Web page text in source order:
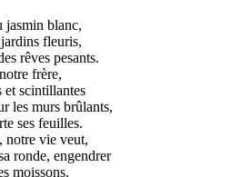
jasmin blanc,
fleuris,
rêves pesants.
frère,
et scintillantes
les murs brûlants,
ses feuilles.
notre vie veut,
ronde, engendrer
moissons,